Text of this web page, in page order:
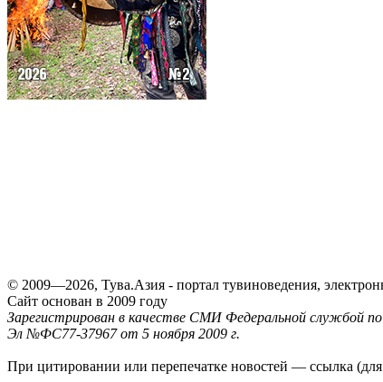
© 2009—2026, Тува.Азия - портал тувиноведения,
Сайт основан в 2009 году
Зарегистрирован в качестве СМИ Федеральной службой по
Эл №ФС77-37967 от 5 ноября 2009 г.
При цитировании или перепечатке новостей — ссылка